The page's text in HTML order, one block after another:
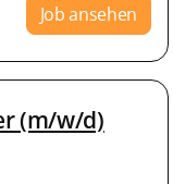
Job ansehen
(m/w/d)